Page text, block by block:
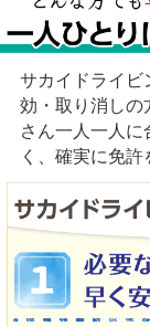
サカイドライビ
効・取り消しの
さん一人一人
く、確実に免許